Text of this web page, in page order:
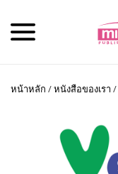
หน้าหลัก /หนังสือของเรา /